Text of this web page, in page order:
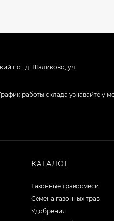
г.о., д. Шаликово, ул.
работы склада узнавайте у
КАТАЛОГ
Газонные травосмеси
Семена газонных трав
Удобрения